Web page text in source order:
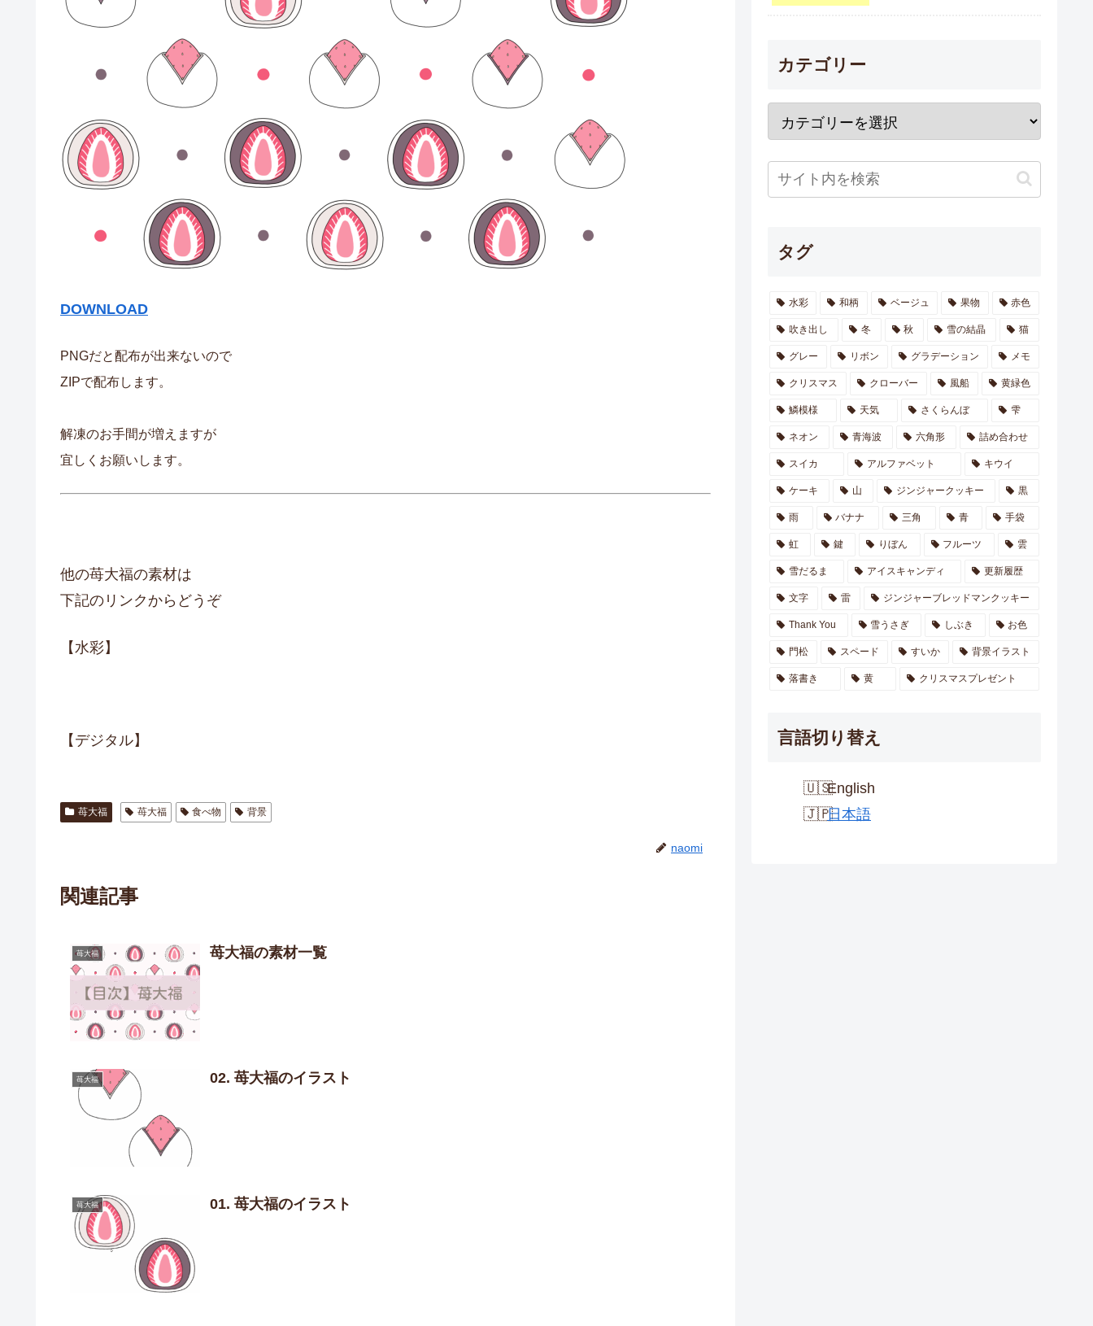
DOWNLOAD
PNGだと配布が出来ないので
ZIPで配布します。
解凍のお手間が増えますが
宜しくお願いします。
他の苺大福の素材は
下記のリンクからどうぞ
【水彩】
【デジタル】
苺大福 苺大福 食べ物 背景
naomi
関連記事
苺大福 苺大福の素材一覧
苺大福 02. 苺大福のイラスト
苺大福 01. 苺大福のイラスト
カテゴリー
タグ
水彩 和柄 ベージュ 果物 赤色
吹き出し 冬 秋 雪の結晶 猫
グレー リボン グラデーション メモ
クリスマス クローバー 風船 黄緑色
鱗模様 天気 さくらんぼ 雫
ネオン 青海波 六角形 詰め合わせ
スイカ アルファベット キウイ
ケーキ 山 ジンジャークッキー 黒
雨 バナナ 三角 青 手袋
虹 鍵 りぼん フルーツ 雲
雪だるま アイスキャンディ 更新履歴
文字 雷 ジンジャーブレッドマンクッキー
Thank You 雪うさぎ しぶき お色
門松 スペード すいか 背景イラスト
落書き 黄 クリスマスプレゼント
言語切り替え
English
日本語